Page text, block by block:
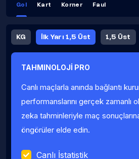
Gol Kart Korner Faul
KG İlk Yarı 1,5 Üst 1,5 Üst
Fauller Ortalama
TAHMINOLOJİ PRO
Canlı maçlarla anında bağlantı
performanslarını gerçek zamanlı
zeka tahminleriyle maç
öngörüler elde edin.
Canlı İstatistik